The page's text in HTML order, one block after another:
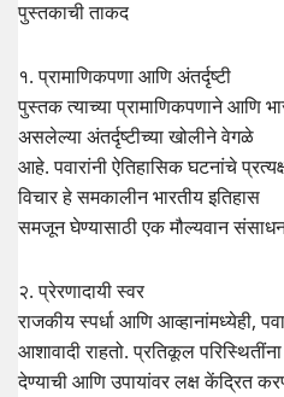
पुस्तकाची ताकद
१. प्रामाणिकपणा आणि अंतर्दृष्टी
पुस्तक त्याच्या प्रामाणिकपणाने आणि
असलेल्या अंतर्दृष्टीच्या खोलीने वेगळे
आहे. पवारांनी ऐतिहासिक घटनांचे
विचार हे समकालीन भारतीय इतिहास
समजून घेण्यासाठी एक मौल्यवान
२. प्रेरणादायी स्वर
राजकीय स्पर्धा आणि आव्हानांमध्येही,
आशावादी राहतो. प्रतिकूल
देण्याची आणि उपायांवर लक्ष केंद्रित